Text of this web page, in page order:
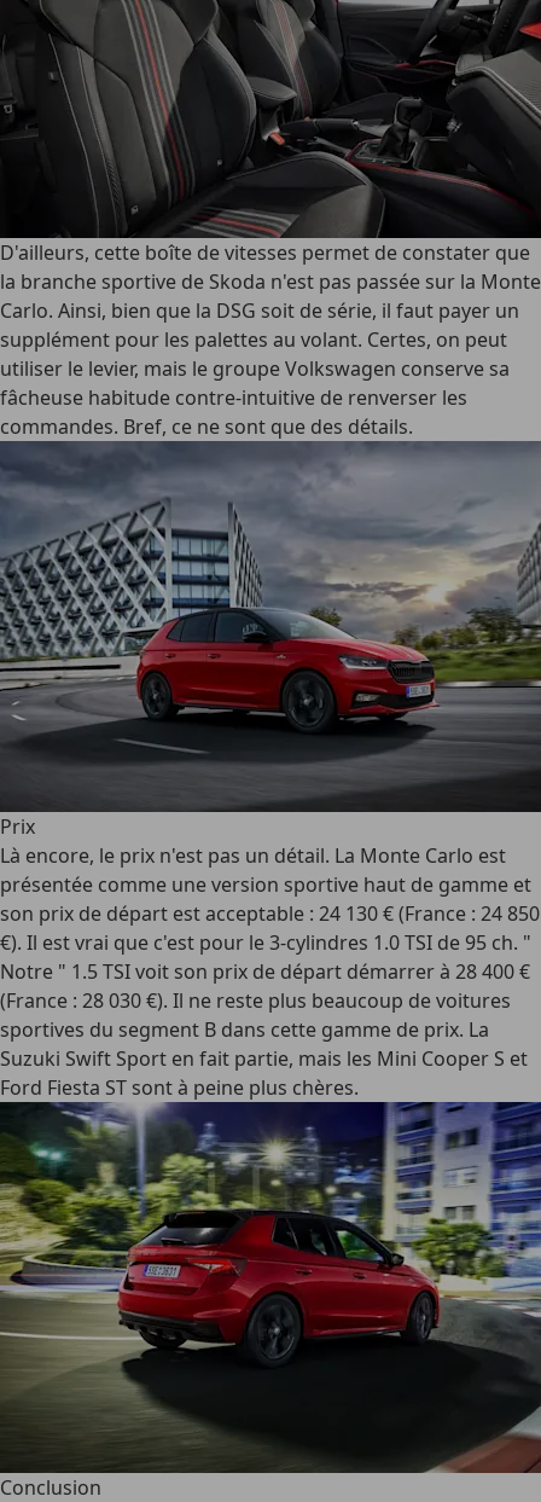
D'ailleurs, cette boîte de vitesses permet de constater que
la branche sportive de Skoda n'est pas passée sur la Monte
Carlo. Ainsi, bien que la DSG soit de série, il faut payer un
supplément pour les palettes au volant. Certes, on peut
utiliser le levier, mais le groupe Volkswagen conserve sa
fâcheuse habitude contre-intuitive de renverser les
commandes. Bref, ce ne sont que des détails.
Prix
Là encore, le prix n'est pas un détail. La Monte Carlo est
présentée comme une version sportive haut de gamme et
son prix de départ est acceptable : 24 130 € (France : 24 850
€). Il est vrai que c'est pour le 3-cylindres 1.0 TSI de 95 ch. "
Notre " 1.5 TSI voit son prix de départ démarrer à 28 400 €
(France : 28 030 €). Il ne reste plus beaucoup de voitures
sportives du segment B dans cette gamme de prix. La
Suzuki Swift Sport en fait partie, mais les Mini Cooper S et
Ford Fiesta ST sont à peine plus chères.
Conclusion